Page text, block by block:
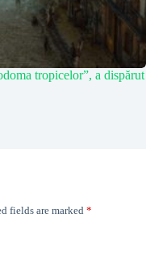
tropicelor”, a dispărut
fields are marked *